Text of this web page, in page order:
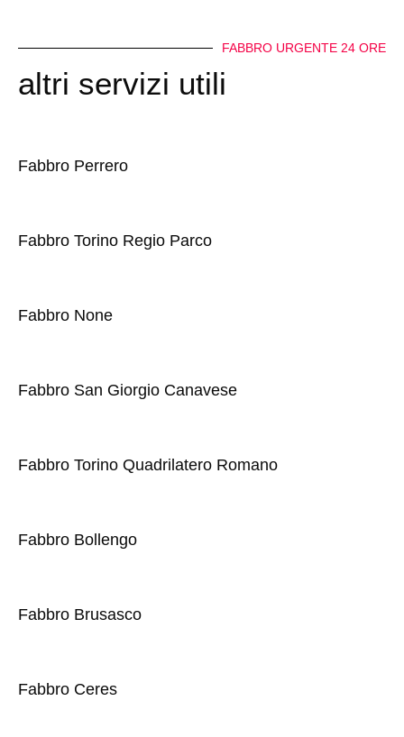
FABBRO URGENTE 24 ORE
altri servizi utili
Fabbro Perrero
Fabbro Torino Regio Parco
Fabbro None
Fabbro San Giorgio Canavese
Fabbro Torino Quadrilatero Romano
Fabbro Bollengo
Fabbro Brusasco
Fabbro Ceres